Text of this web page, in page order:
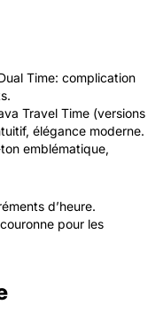
Time: complication
Travel Time (versions
élégance moderne.
emblématique,
d’heure.
pour les